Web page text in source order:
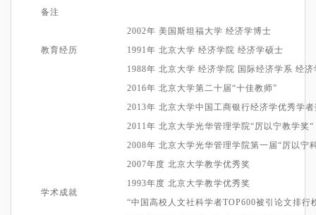
备注
教育经历
2002年 美国斯坦福大学 经济学博士
1991 年 北京大学 经济学院 经济学硕士
1988年 北京大学 经济学院 国际经济学系 经济
学术成就
2016年 北京大学第二十届“十佳教师”
2013年 北京大学中国工商银行经济学优秀学
2011 年 北京大学光华管理学院“厉以宁教学奖“
2008年 北京大学光华管理学院第一届“厉以宁
2007年度 北京大学教学优秀奖
1993年度 北京大学教学优秀奖
“中国高校人文社科学者TOP600被引论文排